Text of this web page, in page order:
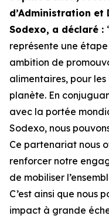
d’Administration et
Sodexo, a déclaré :
représente une
ambition de
alimentaires, pour
planète. En
avec la portée
Sodexo, nous
Ce partenariat nous
renforcer notre
de mobiliser
C’est ainsi que nous
impact à grande